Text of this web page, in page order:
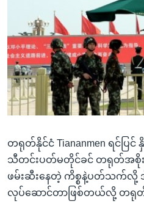
ရန်
ပင်မ
အ
ညွန်း
စာမျက်နှာ
သို့
ကြည့်
ရှာဖွေ
အမေရိကန်သုံးအီဒီယံ
မကြေးမုံရဲ့ အင်္ဂလိပ်စာ
ရုပ်ရှင်ထဲက အင်္ဂလိပ်စာ
သုတပဒေသာ အင်္ဂလိပ်စာ
အပတ်စဉ်ကဏ္ဍများ
ရေဒီယို
တီဗွီ
ရေဒီယိုနှင့်ရုပ်သံ အချက်အလက်မ
ရေဒီယို/တီဗွီအစီအစဉ်
Learning English
ဗွီအိုအေ လူမှုကွန်ယက်များ
ဘာသာစကားများ
တရုတ်နိုင်ငံ Tiananmen ရင်ပြင်
သီတင်းပတ်မတိုင်ခင် တရုတ်အ
ဖမ်းဆီးနေတဲ့ ကိစ္စနဲ့ပတ်သက်လို့
လုပ်ဆောင်တာဖြစ်တယ်လို့ တရု